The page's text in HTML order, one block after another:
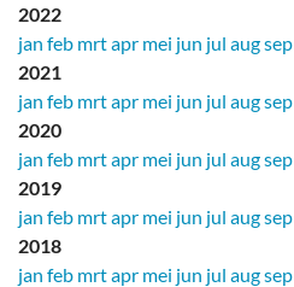
2022
jan feb mrtapr mei jun jul augsep
2021
jan feb mrtapr mei jun jul augsep
2020
jan feb mrtapr mei jun jul augsep
2019
jan feb mrtapr mei jun jul augsep
2018
jan feb mrtapr mei jun jul augsep